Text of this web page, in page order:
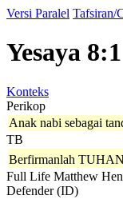
Versi Paralel Tafsiran/
Yesaya 8:1
Konteks
Perikop
Anak nabi sebagai
TB
Berfirmanlah
Full Life Matthew
Defender (ID)